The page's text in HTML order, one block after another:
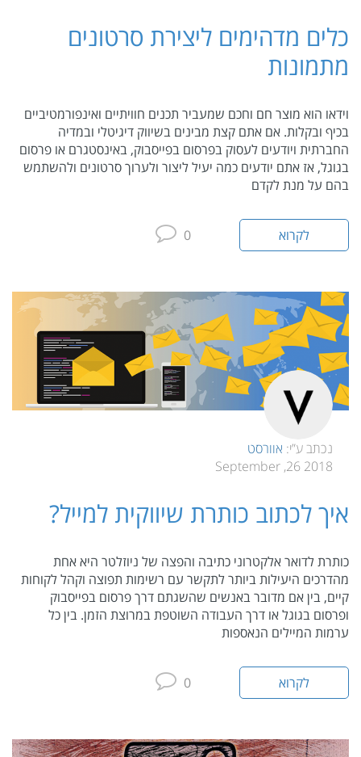
כלים מדהימים ליצירת סרטונים
מתמונות
וידאו הוא מוצר חם וחכם שמעביר תכנים חוויתיים ואינפורמטיביים
בכיף ובקלות. אם אתם קצת מבינים בשיווק דיגיטלי ובמדיה
החברתית ויודעים לעסוק בפרסום בפייסבוק, באינסטגרם או פרסום
בגוגל, אז אתם יודעים כמה יעיל ליצור ולערוך סרטונים ולהשתמש
בהם על מנת לקדם
לקרוא 0
נכתב ע”י: אוורסט
2018 26, September
איך לכתוב כותרת שיווקית למייל?
כותרת לדואר אלקטרוני כתיבה והפצה של ניוזלטר היא אחת
מהדרכים היעילות ביותר לתקשר עם רשימות תפוצה וקהל לקוחות
קיים, בין אם מדובר באנשים שהשגתם דרך פרסום בפייסבוק
ופרסום בגוגל או דרך העבודה השוטפת במרוצת הזמן. בין כל
ערמות המיילים הנאספות
לקרוא 0